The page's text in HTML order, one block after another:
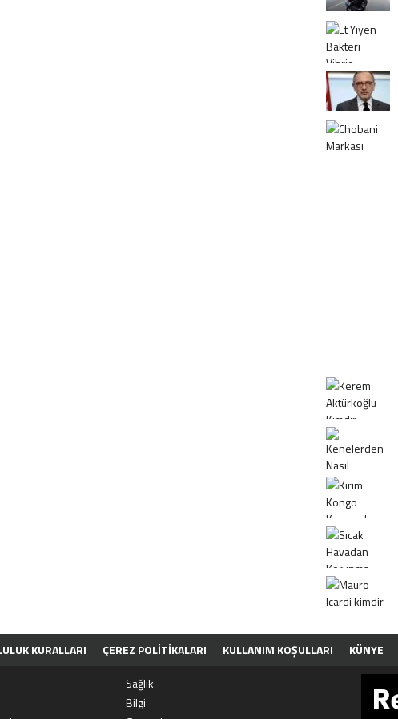
KURALLARI ÇEREZ POLITIKALARI KULLANIM KOŞULLARI
KÜNYE
Sağlık
Bilgi